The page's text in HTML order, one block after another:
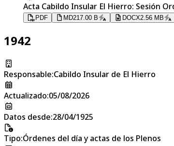
Acta Cabildo Insular El Hierro: Sesión
PDF MD217.00 B DOCX2.56 MB
1942
Responsable:Cabildo Insular de El Hierro
Actualizado:05/08/2026
Datos desde:28/04/1925
Tipo:Órdenes del día y actas de los Plenos